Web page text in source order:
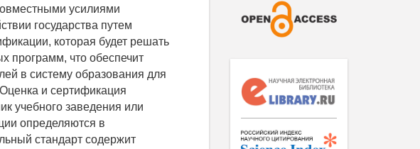
усилиями
государства путем
которая будет решать
программ, что обеспечит
в систему образования для
и сертификация
учебного заведения или
определяются в
стандарт содержит